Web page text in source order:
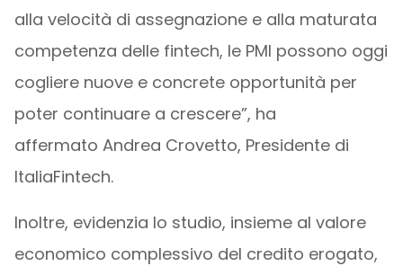
alla velocità di assegnazione e alla maturata
competenza delle fintech, le PMI possono oggi
cogliere nuove e concrete opportunità per
poter continuare a crescere”, ha
affermato Andrea Crovetto, Presidente di
ItaliaFintech.
Inoltre, evidenzia lo studio, insieme al valore
economico complessivo del credito erogato,